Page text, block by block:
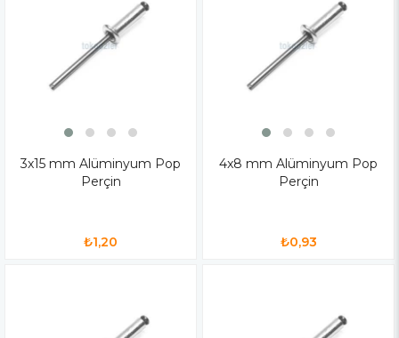
3x15 mm Alüminyum Pop
Perçin
₺1,20
4x8 mm Alüminyum Pop
Perçin
₺0,93